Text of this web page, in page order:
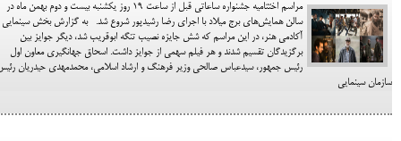
مراسم اختتامیه جشنواره ساعاتی قبل از ساعت ۱۹ روز یکشنبه بیست و دوم بهمن ماه در
سالن همایش‌های برج میلاد با اجرای رضا رشیدپور شروع شد. به گزارش بخش سینمایی
آکادمی هنر، در این مراسم که شش جایزه نصیب تنگه ابوقریب شد، دیگر جوایز بین
برگزیدگان تقسیم شدند و هر فیلم سهمی از جوایز داشت. اسحاق جهانگیری معاون اول
رئیس جمهور، سیدعباس صالحی وزیر فرهنگ و ارشاد اسلامی، محمدمهدی حیدریان
سازمان سینمایی